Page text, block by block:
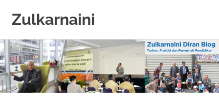
Skip
to
content
Zulkarnaini
Blog